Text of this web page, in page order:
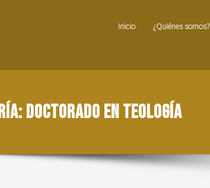
Inicio ¿Quiénes somos?
Doctorado en Teología